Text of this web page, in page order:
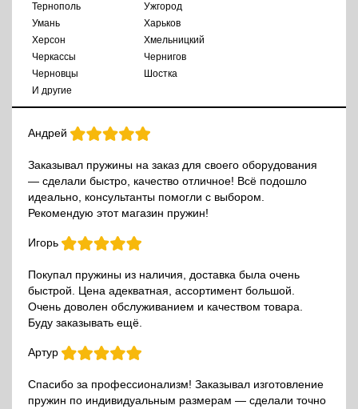
Тернополь
Ужгород
Умань
Харьков
Херсон
Хмельницкий
Черкассы
Чернигов
Черновцы
Шостка
И другие
Андрей
Заказывал пружины на заказ для своего оборудования
— сделали быстро, качество отличное! Всё подошло
идеально, консультанты помогли с выбором.
Рекомендую этот магазин пружин!
Игорь
Покупал пружины из наличия, доставка была очень
быстрой. Цена адекватная, ассортимент большой.
Очень доволен обслуживанием и качеством товара.
Буду заказывать ещё.
Артур
Спасибо за профессионализм! Заказывал изготовление
пружин по индивидуальным размерам — сделали точно